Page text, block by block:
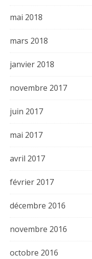
mai 2018
mars 2018
janvier 2018
novembre 2017
juin 2017
mai 2017
avril 2017
février 2017
décembre 2016
novembre 2016
octobre 2016